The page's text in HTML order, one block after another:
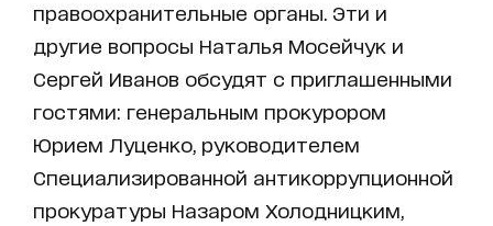
правоохранительные органы. Эти и
другие вопросы Наталья Мосейчук и
Сергей Иванов обсудят с приглашенными
гостями: генеральным прокурором
Юрием Луценко, руководителем
Специализированной антикоррупционной
прокуратуры Назаром Холодницким,